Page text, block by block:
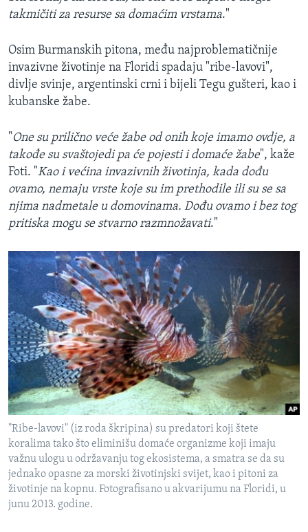
takmičiti za resurse sa domaćim vrstama."
Osim Burmanskih pitona, među najproblematičnije
invazivne životinje na Floridi spadaju "ribe-lavovi",
divlje svinje, argentinski crni i bijeli Tegu gušteri, kao i
kubanske žabe.
"One su prilično veće žabe od onih koje imamo ovdje, a
takođe su svaštojedi pa će pojesti i domaće žabe", kaže
Foti. "Kao i većina invazivnih životinja, kada dođu
ovamo, nemaju vrste koje su im prethodile ili su se sa
njima nadmetale u domovinama. Dođu ovamo i bez tog
pritiska mogu se stvarno razmnožavati."
"Ribe-lavovi" (iz roda škripina) su predatori koji štete
koralima tako što eliminišu domaće organizme koji imaju
važnu ulogu u održavanju tog ekosistema, a smatra se da su
jednako opasne za morski životinjski svijet, kao i pitoni za
životinje na kopnu. Fotografisano u akvarijumu na Floridi, u
junu 2013. godine.